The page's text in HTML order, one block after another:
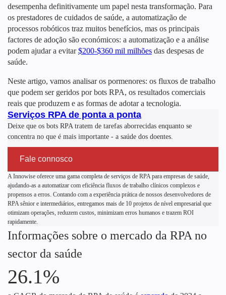
desempenha definitivamente um papel nesta transformação. Para
os prestadores de cuidados de saúde, a automatização de
processos robóticos traz muitos benefícios, mas os principais
factores de adoção são económicos: a automatização e a análise
podem ajudar a evitar$200-$360 mil milhões das despesas de
saúde.
Neste artigo, vamos analisar os pormenores: os fluxos de trabalho
que podem ser geridos por bots RPA, os resultados comerciais
reais que produzem e as formas de adotar a tecnologia.
Serviços RPA de ponta a ponta
Deixe que os bots RPA tratem de tarefas aborrecidas enquanto se
concentra no que é mais importante - a saúde dos doentes.
Fale connosco
A Innowise oferece uma gama completa de serviços de RPA para empresas de saúde,
ajudando-as a automatizar com eficiência fluxos de trabalho clínicos complexos e
propensos a erros. Contando com a experiência prática de nossos desenvolvedores de
RPA sênior e intermediários, entregamos mais de 10 projetos de nível empresarial que
otimizam operações, reduzem custos, minimizam erros humanos e trazem ROI
rapidamente.
Informações sobre o mercado da RPA no
sector da saúde
26.1%